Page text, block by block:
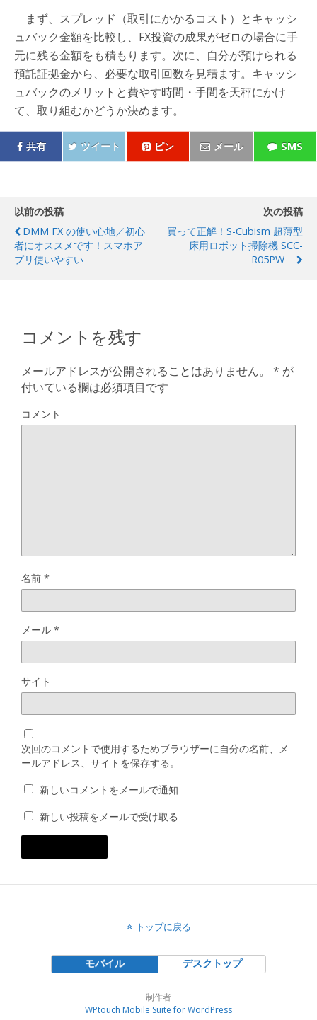
まず、スプレッド（取引にかかるコスト）とキャッシ
ュバック金額を比較し、FX投資の成果がゼロの場合に手
元に残る金額をも積もります。次に、自分が預けられる
預託証拠金から、必要な取引回数を見積ます。キャッシ
ュバックのメリットと費やす時間・手間を天秤にかけ
て、取り組むかどうか決めます。
共有 ツイート ピン メール SMS
以前の投稿
DMM FX の使い心地／初心
者にオススメです！スマホア
プリ使いやすい
次の投稿
買って正解！S-Cubism 超薄型
床用ロボット掃除機 SCC-
R05PW
コメントを残す
メールアドレスが公開されることはありません。 * が
付いている欄は必須項目です
コメント
名前 *
メール *
サイト
次回のコメントで使用するためブラウザーに自分の名前、メ
ールアドレス、サイトを保存する。
新しいコメントをメールで通知
新しい投稿をメールで受け取る
トップに戻る
モバイル デスクトップ
制作者
WPtouch Mobile Suite for WordPress